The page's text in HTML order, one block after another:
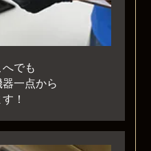
へでも
一点から
！